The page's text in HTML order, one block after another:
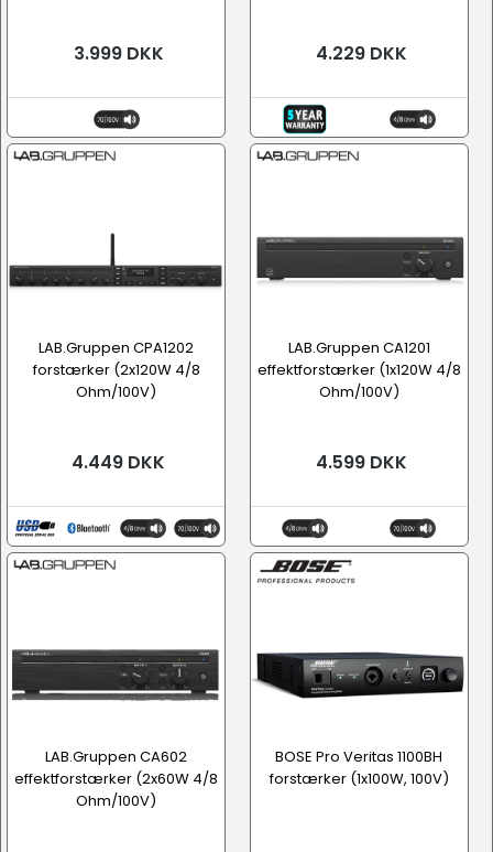
3.999 DKK 4.229 DKK
LAB.Gruppen CPA1202
forstærker (2x120W 4/8
Ohm/100V)
4.449 DKK
LAB.Gruppen CA1201
effektforstærker (1x120W 4/8
Ohm/100V)
4.599 DKK
LAB.Gruppen CA602
effektforstærker (2x60W 4/8
Ohm/100V)
BOSE Pro Veritas 1100BH
forstærker (1x100W, 100V)